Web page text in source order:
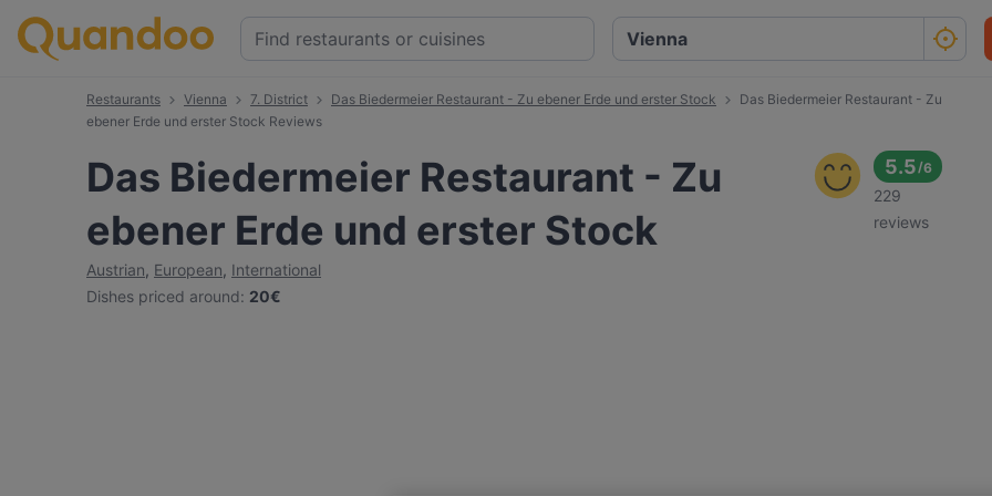
Restaurants Vienna 7. District Das Biedermeier Restaurant - Zu ebener Erde und erster Stock
Das Biedermeier Restaurant - Zu
ebener Erde und erster Stock Reviews
Das Biedermeier Restaurant - Zu
ebener Erde und erster Stock
Austrian, European, International
Dishes priced around: 20€
5.5/6
229
reviews